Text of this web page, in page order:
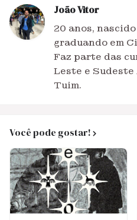
João Vitor
20 anos,
graduando em
Faz parte das
Leste e
Tuim.
Você pode gostar!